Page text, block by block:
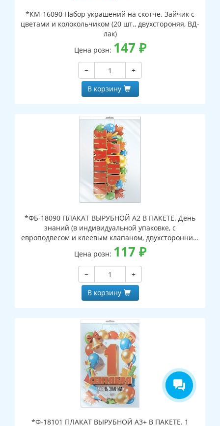
*КМ-16090 Набор украшений на скотче. Зайчик с
цветами и колокольчиком (20 шт., двухстороняя, ВД-
лак)
Цена розн: 147 ₽
−
+
В корзину
*ФБ-18090 ПЛАКАТ ВЫРУБНОЙ А2 В ПАКЕТЕ. День
знаний (в индивидуальной упаковке, с
европодвесом и клеевым клапаном, двухсторонний,
ВД-лак)
Цена розн: 117 ₽
−
+
В корзину
*Ф-18101 ПЛАКАТ ВЫРУБНОЙ А3+ В ПАКЕТЕ. 1